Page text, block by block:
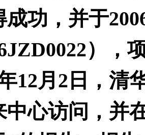
成功，并于
），
12月 2 日
，清
中心访问，并